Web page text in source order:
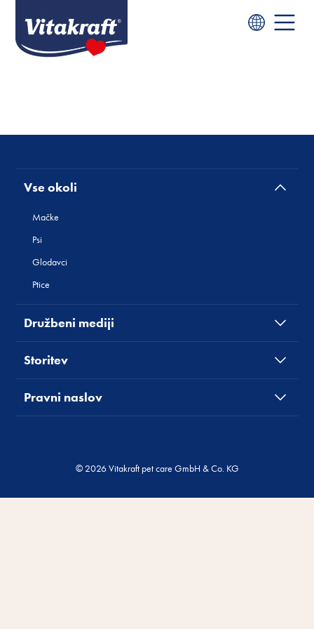
Vse okoli
Mačke
Psi
Glodavci
Ptice
Družbeni mediji
Storitev
Pravni naslov
© 2026 Vitakraft pet care GmbH & Co. KG